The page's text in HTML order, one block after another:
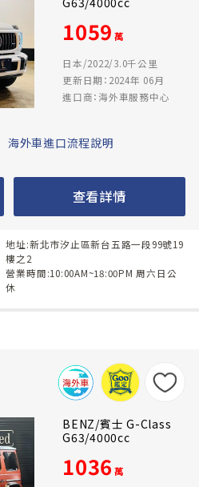
1059 萬
日本/2022/3.0千公里
更新日期：2024年 06月
進口商：海外車服務中心
海外車進口流程說明
查看詳情
地址:新北市汐止區新台五路一段99號19
樓之2
營業時間:10:00AM~18:00PM 周六日公
休
BENZ/賓士 G-Class
G63/4000cc
1036 萬